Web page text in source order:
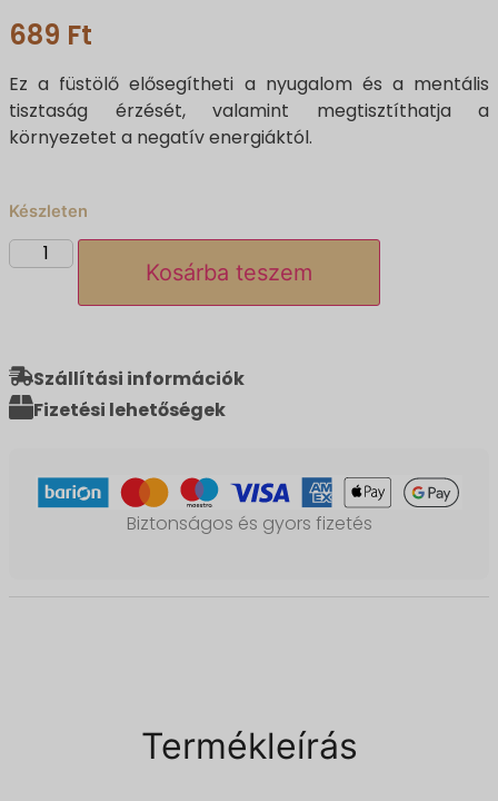
689 Ft
Ez a füstölő elősegítheti a nyugalom és a mentális
tisztaság érzését, valamint megtisztíthatja a
környezetet a negatív energiáktól.
Készleten
Kosárba teszem
Szállítási információk
Fizetési lehetőségek
Biztonságos és gyors fizetés
Termékleírás